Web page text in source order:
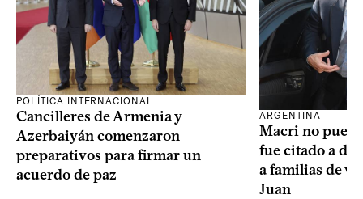
POLÍTICA INTERNACIONAL
Cancilleres de Armenia y
Azerbaiyán comenzaron
preparativos para firmar un
acuerdo de paz
ARGENTINA
Macri no
fue citado a
a familias de
Juan